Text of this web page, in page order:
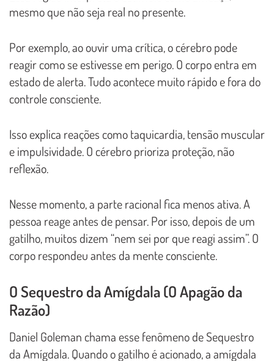
mesmo que não seja real no presente.
Por exemplo, ao ouvir uma crítica, o cérebro pode
reagir como se estivesse em perigo. O corpo entra em
estado de alerta. Tudo acontece muito rápido e fora do
controle consciente.
Isso explica reações como taquicardia, tensão muscular
e impulsividade. O cérebro prioriza proteção, não
reflexão.
Nesse momento, a parte racional fica menos ativa. A
pessoa reage antes de pensar. Por isso, depois de um
gatilho, muitos dizem “nem sei por que reagi assim”. O
corpo respondeu antes da mente consciente.
O Sequestro da Amígdala (O Apagão da
Razão)
Daniel Goleman chama esse fenômeno de Sequestro
da Amígdala. Quando o gatilho é acionado, a amígdala